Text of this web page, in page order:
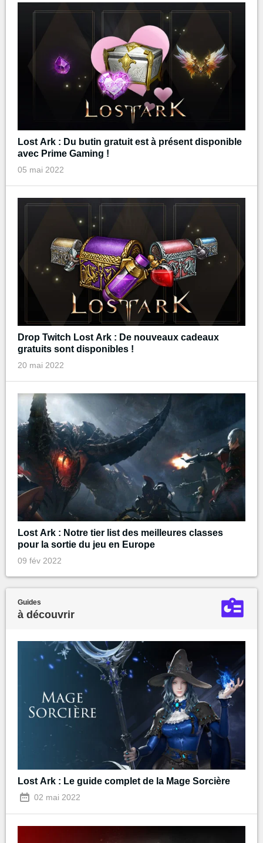
Lost Ark : Du butin gratuit est à présent disponible
avec Prime Gaming !
05 mai 2022
Drop Twitch Lost Ark : De nouveaux cadeaux
gratuits sont disponibles !
20 mai 2022
Lost Ark : Notre tier list des meilleures classes
pour la sortie du jeu en Europe
09 fév 2022
Guides
à découvrir
Lost Ark : Le guide complet de la Mage Sorcière
02 mai 2022